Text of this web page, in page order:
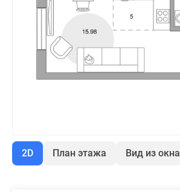
2D План этажа Вид из окна